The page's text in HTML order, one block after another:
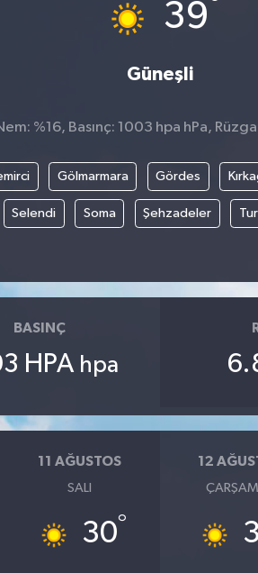
39
Güneşli
%16, Basınç: 1003 hpa hPa,
Gölmarmara Gördes
Selendi Soma Şehzadeler
BASINÇ
HPA hpa
11 AĞUSTOS
SALI
30°
12